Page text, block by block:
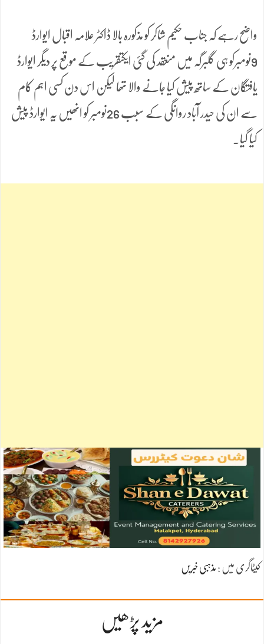
واضح رہے کہ جناب حکیم شاکر کو مذکورہ بالا ڈاکٹر علامہ اقبال ایوارڈ
9نومبرکو ہی گلبرگہ میں منعقد کی گئی ایکتقریب کے موقع پر دیگر ایوارڈ
یافتگان کے ساتھ پیش کیا جانے والا تھا لیکن اس دن کسی اہم کام
سے ان کی حیدر آباد روانگی کے سبب 26نومبر کو انھیں یہ ایوارڈ پیش
کیا گیا۔
کیٹاگری میں : مذہبی خبریں
مزید پڑھیں